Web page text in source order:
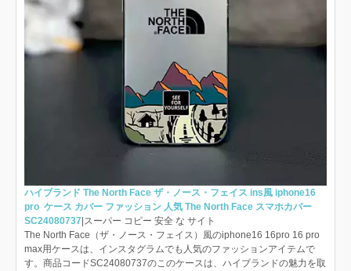
ハイブランド The North Face ザ・ノース・フェイス ins風 iphone16
pro ケース カバー ファッション 人気 The North Face スマホカバー
SC24080737 |スーパー コピー 安全 な サイト
The North Face（ザ・ノース・フェイス）風のiphone16 16pro 16 pro
max用ケースは、インスタグラムでも人気のファッションアイテムで
す。商品コードSC24080737のこのケースは、ハイブランドの魅力を取